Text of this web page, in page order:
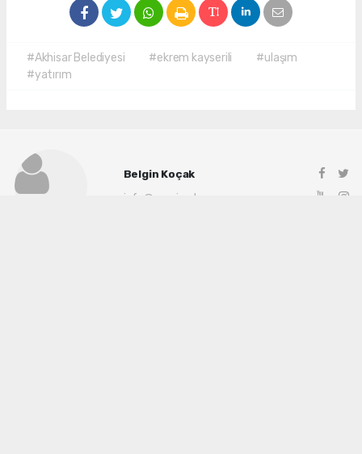
#Akhisar Belediyesi #ekrem kayserili
#ulaşım
#yatırım
Belgin Koçak
info@manisadenge.com